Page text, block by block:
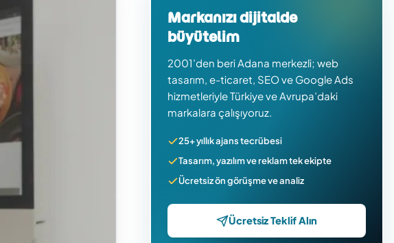
Markanızı dijitalde
büyütelim
2001’den beri Adana merkezli; web
tasarım, e-ticaret, SEO ve Google Ads
hizmetleriyle Türkiye ve Avrupa’daki
markalara çalışıyoruz.
25+ yıllık ajans tecrübesi
Tasarım, yazılım ve reklam tek ekipte
Ücretsiz ön görüşme ve analiz
Ücretsiz Teklif Alın